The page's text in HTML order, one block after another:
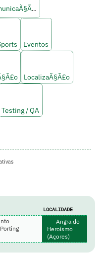
Eventos
LocalizaÃ§Ã£o
Testing / QA
LOCALIDADE
Porting
Angra do
Heroísmo
(Açores)